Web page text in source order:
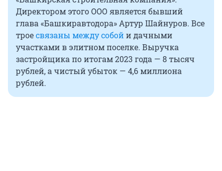
Директором этого ООО является бывший
глава «Башкиравтодора» Артур Шайнуров. Все
троесвязаны между собойи дачными
участками в элитном поселке. Выручка
застройщика по итогам 2023 года — 8 тысяч
рублей, а чистый убыток — 4,6 миллиона
рублей.